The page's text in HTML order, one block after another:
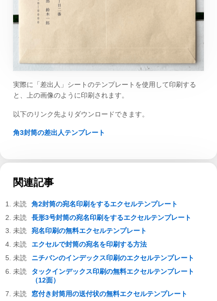
実際に「差出人」シートのテンプレートを使用して印刷する
と、上の画像のように印刷されます。
以下のリンク先よりダウンロードできます。
角3封筒の差出人テンプレート
関連記事
角2封筒の宛名印刷をするエクセルテンプレート
長形3号封筒の宛名印刷をするエクセルテンプレート
宛名印刷の無料エクセルテンプレート
エクセルで封筒の宛名を印刷する方法
ニチバンのインデックス印刷のエクセルテンプレート
タックインデックス印刷の無料エクセルテンプレート
（12面）
窓付き封筒用の送付状の無料エクセルテンプレート